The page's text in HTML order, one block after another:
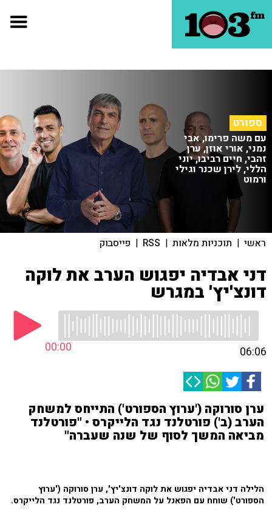
ספורט
עם משה פרימו, אבי
נמני, אורי אוזן, ערן
זהבי, חיים רביבו, יוני
הללי, לירן שכנר וגילי
ורמוט
ראשי | תוכניות מלאות |
RSS
| פייסבוק
דני אבדיה יפגוש הערב את לוקה
דונצ'יץ' במגרש
00:00 06:06
ערן סורוקה ('ערוץ הספורט') התייחס למשחק
הערב (ב') פורטלנד נגד הלייקרס • "פורטלנד
מביאה המשך לסוף של שנה שעברה"
הלילה דני אבדיה יפגוש את לוקה דונצ'יץ', ערן סורוקה ('ערוץ
הספורט') שוחח עם הפאנל על המשחק הערב, פורטלנד נגד הלייקרס.